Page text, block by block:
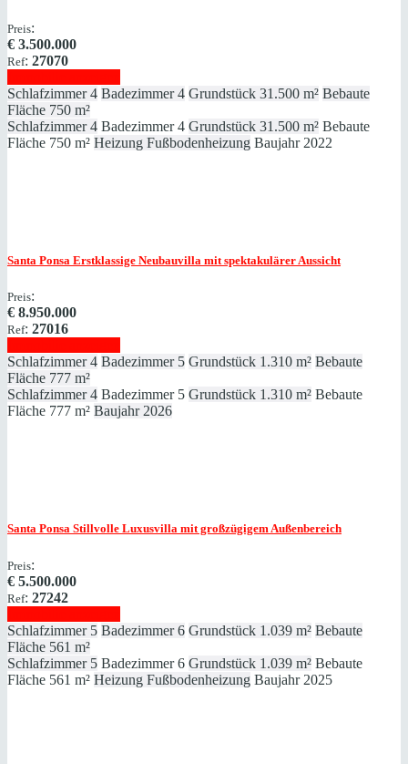
Preis:
€ 3.500.000
Ref: 27070
Schlafzimmer 4 Badezimmer 4 Grundstück 31.500 m² Bebaute
Fläche 750 m²
Schlafzimmer 4 Badezimmer 4 Grundstück 31.500 m² Bebaute
Fläche 750 m² Heizung Fußbodenheizung Baujahr 2022
Santa Ponsa Erstklassige Neubauvilla mit spektakulärer Aussicht
Preis:
€ 8.950.000
Ref: 27016
Schlafzimmer 4 Badezimmer 5 Grundstück 1.310 m² Bebaute
Fläche 777 m²
Schlafzimmer 4 Badezimmer 5 Grundstück 1.310 m² Bebaute
Fläche 777 m² Baujahr 2026
Santa Ponsa Stillvolle Luxusvilla mit großzügigem Außenbereich
Preis:
€ 5.500.000
Ref: 27242
Schlafzimmer 5 Badezimmer 6 Grundstück 1.039 m² Bebaute
Fläche 561 m²
Schlafzimmer 5 Badezimmer 6 Grundstück 1.039 m² Bebaute
Fläche 561 m² Heizung Fußbodenheizung Baujahr 2025